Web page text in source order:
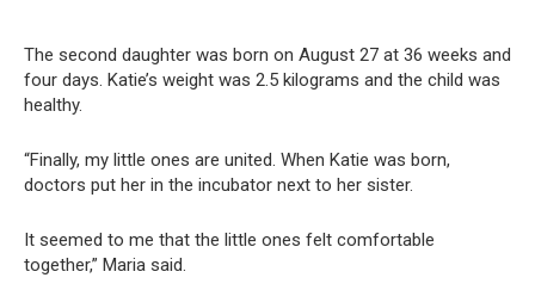
The second daughter was born on August 27 at 36 weeks and
four days. Katie’s weight was 2.5 kilograms and the child was
healthy.
“Finally, my little ones are united. When Katie was born,
doctors put her in the incubator next to her sister.
It seemed to me that the little ones felt comfortable
together,” Maria said.